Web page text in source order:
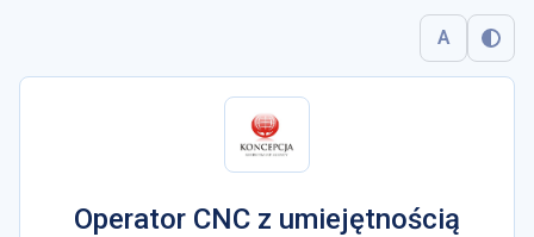
A
Operator CNC z umiejętnością